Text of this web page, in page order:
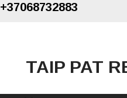
+37068732883
TAIP PAT